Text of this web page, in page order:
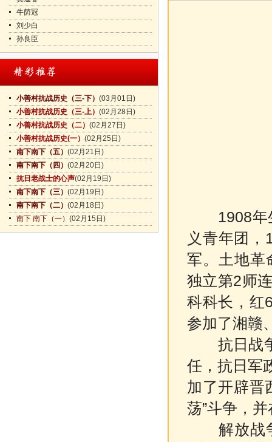
牛荫冠
刘少白
孙良臣
小善村抗战历史（三-下） (03月01日)
小善村抗战历史（三-上） (02月28日)
小善村抗战历史（二） (02月27日)
小善村抗战历史(一） (02月25日)
南下南下（五） (02月21日)
南下南下（四） (02月20日)
抗日老战士的心声(02月19日)
南下南下（三） (02月19日)
南下南下（二） (02月18日)
南下 南下（一） (02月15日)
1908
义青年团
军。土地革
独立第2师
科科长，红
参加了湘赣
抗日战争
任，抗日军
加了开辟晋
荡”斗争，
解放战争